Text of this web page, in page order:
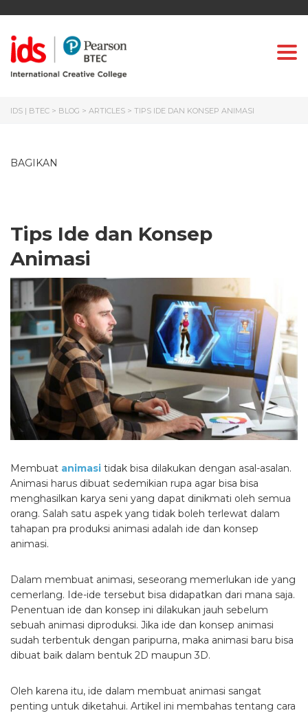
IDS | BTEC > BLOG > ARTICLES > TIPS IDE DAN KONSEP ANIMASI
BAGIKAN
Tips Ide dan Konsep
Animasi
Membuat animasi tidak bisa dilakukan dengan asal-asalan.
Animasi harus dibuat sedemikian rupa agar bisa bisa
menghasilkan karya seni yang dapat dinikmati oleh semua
orang. Salah satu aspek yang tidak boleh terlewat dalam
tahapan pra produksi animasi adalah ide dan konsep
animasi.
Dalam membuat animasi, seseorang memerlukan ide yang
cemerlang. Ide-ide tersebut bisa didapatkan dari mana saja.
Penentuan ide dan konsep ini dilakukan jauh sebelum
sebuah animasi diproduksi. Jika ide dan konsep animasi
sudah terbentuk dengan paripurna, maka animasi baru bisa
dibuat baik dalam bentuk 2D maupun 3D.
Oleh karena itu, ide dalam membuat animasi sangat
penting untuk diketahui. Artikel ini membahas tentang cara